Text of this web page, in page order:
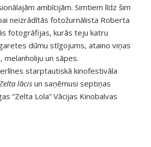
ambīcijām. Simtiem līdz šim
neizrādītās fotožurnālista Roberta
fotogrāfijas, kurās teju katru
dūmu stīgojums, ataino viņas
un sāpes.
starptautiskā kinofestivāla
lācisun saņēmusi septiņas
“Zelta Lola” Vācijas Kinobalvas